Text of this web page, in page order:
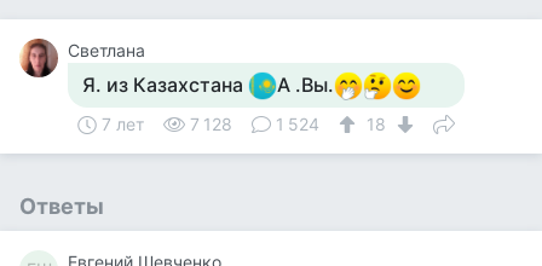
Светлана
Я. из Казахстана А .Вы.
7 лет 7 128 1 524 18
Ответы
Евгений Шевченко